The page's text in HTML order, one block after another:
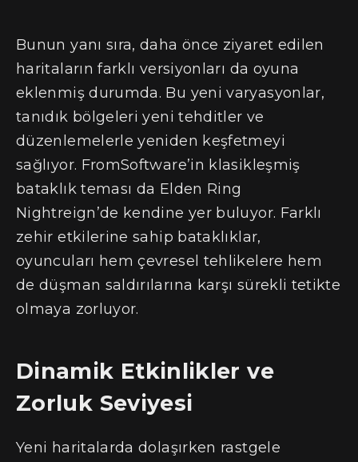
Bunun yanı sıra, daha önce ziyaret edilen
haritaların farklı versiyonları da oyuna
eklenmiş durumda. Bu yeni varyasyonlar,
tanıdık bölgeleri yeni tehditler ve
düzenlemelerle yeniden keşfetmeyi
sağlıyor. FromSoftware’in klasikleşmiş
bataklık teması da Elden Ring
Nightreign’de kendine yer buluyor. Farklı
zehir etkilerine sahip bataklıklar,
oyuncuları hem çevresel tehlikelere hem
de düşman saldırılarına karşı sürekli tetikte
olmaya zorluyor.
Dinamik Etkinlikler ve
Zorluk Seviyesi
Yeni haritalarda dolaşırken rastgele